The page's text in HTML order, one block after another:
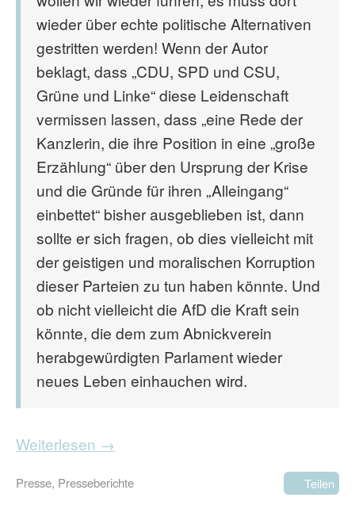
wieder über echte politische Alternativen
gestritten werden! Wenn der Autor
beklagt, dass „CDU, SPD und CSU,
Grüne und Linke“ diese Leidenschaft
vermissen lassen, dass „eine Rede der
Kanzlerin, die ihre Position in eine „große
Erzählung“ über den Ursprung der Krise
und die Gründe für ihren „Alleingang“
einbettet“ bisher ausgeblieben ist, dann
sollte er sich fragen, ob dies vielleicht mit
der geistigen und moralischen Korruption
dieser Parteien zu tun haben könnte. Und
ob nicht vielleicht die AfD die Kraft sein
könnte, die dem zum Abnickverein
herabgewürdigten Parlament wieder
neues Leben einhauchen wird.
Weiterlesen →
Presse, Presseberichte Teilen